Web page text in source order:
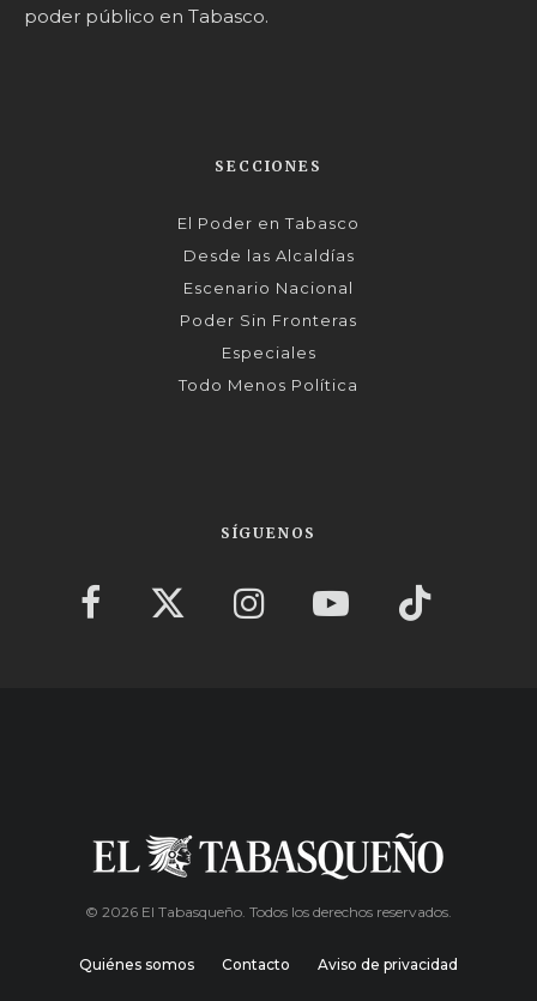
poder público en Tabasco.
SECCIONES
El Poder en Tabasco
Desde las Alcaldías
Escenario Nacional
Poder Sin Fronteras
Especiales
Todo Menos Política
SÍGUENOS
© 2026 El Tabasqueño. Todos los derechos reservados.
Quiénes somos Contacto Aviso de privacidad